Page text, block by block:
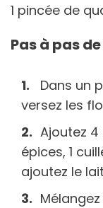
1 pincée de
Pas à pas
Dans un
versez les
Ajoutez 4
épices, 1
ajoutez le